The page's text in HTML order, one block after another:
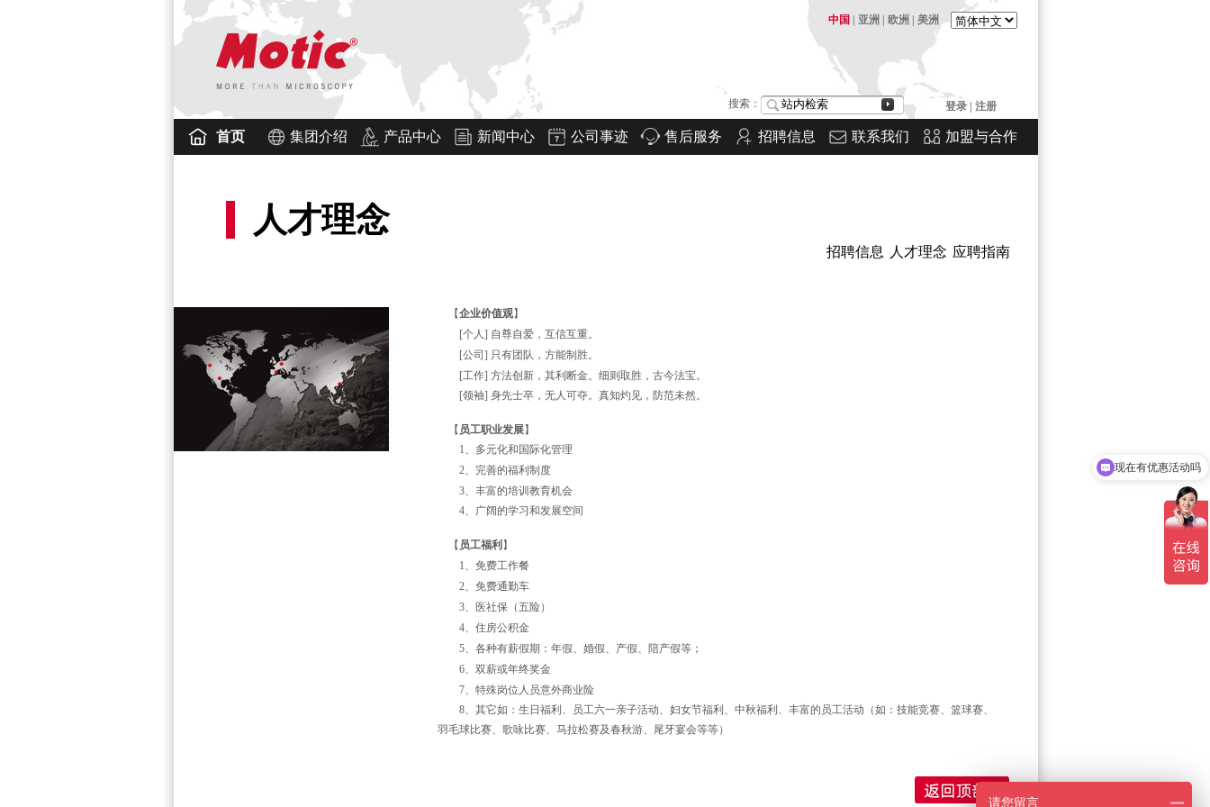
中国 亚洲 欧洲 美洲
搜索： 登录 注册
首页 集团介绍 产品中心 新闻中心 公司事迹 售后服务 招聘信息 联系我们 加盟与合作
人才理念
招聘信息 人才理念 应聘指南
【企业价值观】
[个人] 自尊自爱，互信互重。
[公司 ] 只有团队，方能制胜。
[工作] 方法创新，其利断金。细则取胜，古今法宝。
[领袖] 身先士卒，无人可夺。真知灼见，防范未然。
【 员工职业发展】
1、多元化和国际化管理
2、完善的福利制度
3、丰富的培训教育机会
4、广阔的学习和发展空间
【 员工福利 】
1、免费工作餐
2、免费通勤车
3、医社保（五险）
4、住房公积金
5、各种有薪假期：年假、婚假、产假、陪产假等；
6、双薪或年终奖金
7、特殊岗位人员意外商业险
8、其它如：生日福利、员工六一亲子活动、妇女节福利、中秋福利、丰富的员工活动（如：技能竞赛、篮球赛、
羽毛球比赛、歌咏比赛、马拉松赛及春秋游、尾牙宴会等等）
现在有优惠活动吗
请您留言